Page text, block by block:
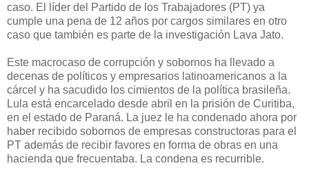
caso. El líder del Partido de los Trabajadores (PT) ya
cumple una pena de 12 años por cargos similares en otro
caso que también es parte de la investigación Lava Jato.
Este macrocaso de corrupción y sobornos ha llevado a
decenas de políticos y empresarios latinoamericanos a la
cárcel y ha sacudido los cimientos de la política brasileña.
Lula está encarcelado desde abril en la prisión de Curitiba,
en el estado de Paraná. La juez le ha condenado ahora por
haber recibido sobornos de empresas constructoras para el
PT además de recibir favores en forma de obras en una
hacienda que frecuentaba. La condena es recurrible.